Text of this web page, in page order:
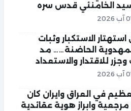
الخامنئي قدس سره
استهتار الاستكبار وثبات
الحاضنة…… مد
وجزر للاقتدار والاستعداد
في العراق وايران كان
مرجعية وابراز هوية عقائدية